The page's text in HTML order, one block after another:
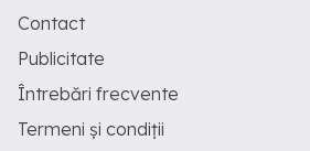
Contact
Publicitate
Întrebări frecvente
Termeni și condiții